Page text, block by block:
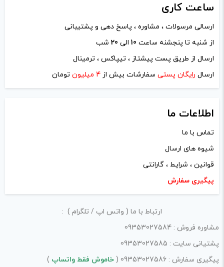
ساعت کاری
ارسالی مرسولات ، مشاوره ، پاسخ دهی و پشتیبانی
از شنبه تا پنجشنه ساعت 10 الی 20 شب
ارسال از طریق پست پیشتاز ، تیپاکس ، ترمینال
ارسال رایگان پستی سفارشات بیش از 4 میلیون تومان
اطلاعات ما
تماس با ما
شیوه های ارسال
قوانین ، شرایط ، گارانتی
پیگیری سفارش
ارتباط با ما ( واتس اپ / تلگرام ) :
مشاوره فروش : 09353027584
پشتیانی سایت : 09353027585
پیگیری سفارش : 09353027586 (
خاموش فقط واتساپ )